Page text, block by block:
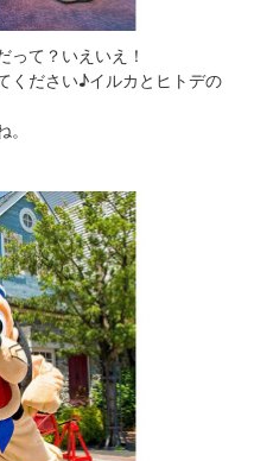
って？いえいえ！
ください♪イルカとヒトデの